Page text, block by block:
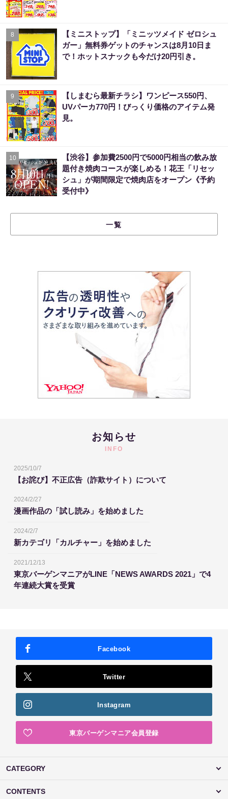
8
【ミニストップ】「ミニッツメイド ゼロシュ
ガー」無料券ゲットのチャンスは8月10日ま
で！ホットスナックも今だけ20円引き。
9
【しまむら最新チラシ】ワンピース550円、
UVパーカ770円！びっくり価格のアイテム発
見。
10
【渋谷】参加費2500円で5000円相当の飲み放
題付き焼肉コースが楽しめる！花王「リセッ
シュ」が期間限定で焼肉店をオープン《予約
受付中》
一覧
お知らせ
INFO
2025/10/7
【お詫び】不正広告（詐欺サイト）について
2024/2/27
漫画作品の「試し読み」を始めました
2024/2/7
新カテゴリ「カルチャー」を始めました
2021/12/13
東京バーゲンマニアがLINE「NEWS AWARDS 2021」で4
年連続大賞を受賞
Facebook
Twitter
Instagram
東京バーゲンマニア会員登録
CATEGORY
CONTENTS